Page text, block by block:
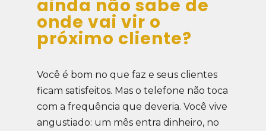
ainda não sabe de
onde vai vir o
próximo cliente?
Você é bom no que faz e seus clientes
ficam satisfeitos. Mas o telefone não toca
com a frequência que deveria. Você vive
angustiado: um mês entra dinheiro, no